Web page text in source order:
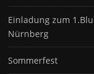
Einladung zum
Nürnberg
Sommerfest